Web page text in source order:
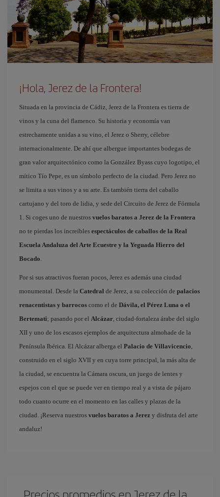
¡Hola, Jerez de la Frontera!
Situada en la provincia de Cádiz, Jerez de la Frontera es tierra de
vinos y la cuna del flamenco. Su historia y economía van
estrechamente unidas a su vino, el Jerez o Sherry, célebre
internacionalmente. De ahí que albergue importantes bodegas de
gran valor arquitectónico como la González Byass cuyo logotipo, el
mítico Tío Pepe, es un símbolo perfecto de la ciudad. Pero Jerez no
se limita a sus vinos y a su arte. Es también tierra del caballo
cartujano y del toro de lidia, y sede del Circuito de Jerez de Fórmula
1. Si coges uno de nuestros vuelos baratos a Jerez de la Frontera
no te pierdas los increíbles espectáculos de caballos de la Real
Escuela Andaluza del Arte Ecuestre y la Yeguada Hierro del
Bocado.
Por si sus atractivos fueran pocos, Jerez es además una ciudad
monumental. Desde la Catedral de Jerez, a su colección de palacios
renacentistas y barrocos como el de Dávila, el Pérez Luna o el
Bertemati; pasando por el Alcázar, ciudad-fortaleza árabe del siglo
XII y uno de los escasos ejemplos de arquitectura almohade de la
Península Ibérica. El Alcázar alberga el Palacio de Villavicencio,
construido en el siglo XVII y en cuya torre principal, la más alta de
la ciudad, se encuentra la Cámara oscura, un juego de lentes y
espejos con el que se puede ver en tiempo real y a vista de pájaro
todo cuanto ocurre en el momento en las calles y plazas de la
ciudad. ¡Reserva nuestros vuelos baratos a Jerez y disfruta del arte
andaluz!